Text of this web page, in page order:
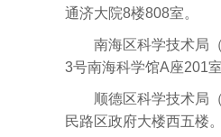
通济大院8楼808室。
南海区科学技术局（
3号南海科学馆A座201
顺德区科学技术局（
民路区政府大楼西五楼